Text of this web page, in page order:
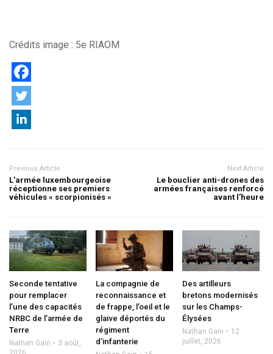
Crédits image : 5e RIAOM
Previous Article
L’armée luxembourgeoise
réceptionne ses premiers
véhicules « scorpionisés »
Next Article
Le bouclier anti-drones des
armées françaises renforcé
avant l’heure
Seconde tentative
pour remplacer
l’une des capacités
NRBC de l’armée de
Terre
Nathan Gain
3 août,
La compagnie de
reconnaissance et
de frappe, l’oeil et le
glaive déportés du
régiment
d’infanterie
Des artilleurs
bretons modernisés
sur les Champs-
Élysées
Nathan Gain
12
juillet, 2026